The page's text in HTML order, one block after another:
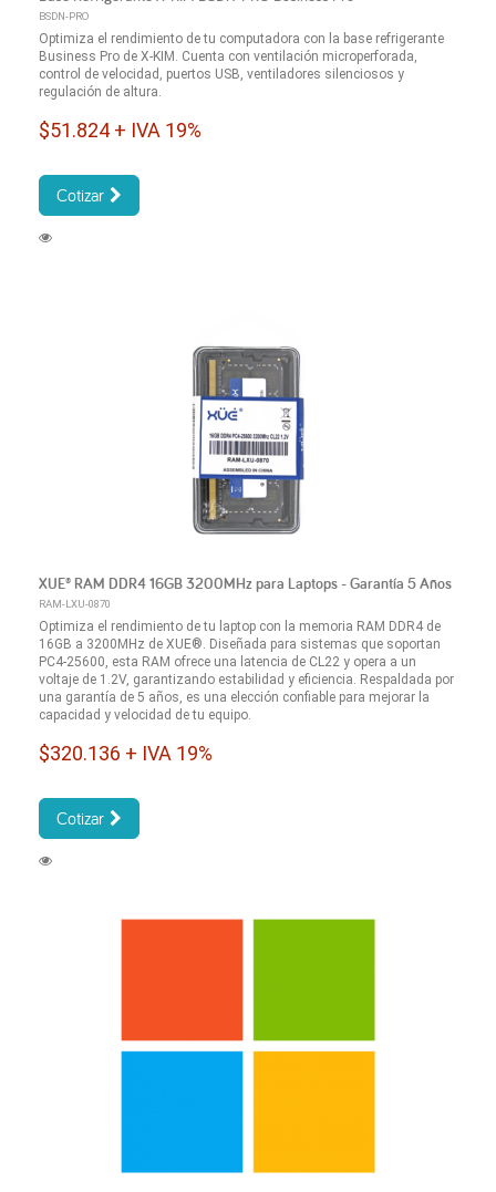
BSDN-PRO
Optimiza el rendimiento de tu computadora con la base refrigerante
Business Pro de X-KIM. Cuenta con ventilación microperforada,
control de velocidad, puertos USB, ventiladores silenciosos y
regulación de altura.
$51.824 + IVA 19%
Cotizar
XUE® RAM DDR4 16GB 3200MHz para Laptops - Garantía 5 Años
RAM-LXU-0870
Optimiza el rendimiento de tu laptop con la memoria RAM DDR4 de
16GB a 3200MHz de XUE®. Diseñada para sistemas que soportan
PC4-25600, esta RAM ofrece una latencia de CL22 y opera a un
voltaje de 1.2V, garantizando estabilidad y eficiencia. Respaldada por
una garantía de 5 años, es una elección confiable para mejorar la
capacidad y velocidad de tu equipo.
$320.136 + IVA 19%
Cotizar